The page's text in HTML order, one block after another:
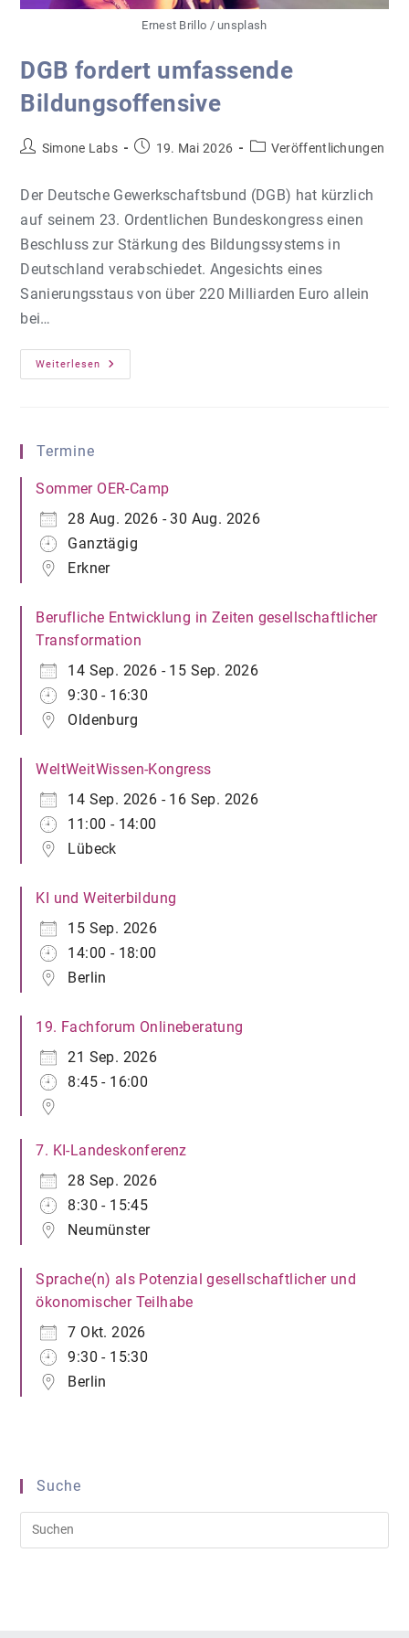
Ernest Brillo / unsplash
DGB fordert umfassende
Bildungsoffensive
Beitrags-
Simone Labs
Beitrag19. Mai 2026
Beitrags-
Veröffentlichungen
Der Deutsche Gewerkschaftsbund (DGB) hat kürzlich
auf seinem 23. Ordentlichen Bundeskongress einen
Beschluss zur Stärkung des Bildungssystems in
Deutschland verabschiedet. Angesichts eines
Sanierungsstaus von über 220 Milliarden Euro allein
bei…
Weiterlesen
DGB
Fordert
Termine
Sommer OER-Camp
28 Aug. 2026 - 30 Aug. 2026
Ganztägig
Erkner
Berufliche Entwicklung in Zeiten gesellschaftlicher
Transformation
14 Sep. 2026 - 15 Sep. 2026
9:30 - 16:30
Oldenburg
WeltWeitWissen-Kongress
14 Sep. 2026 - 16 Sep. 2026
11:00 - 14:00
Lübeck
KI und Weiterbildung
15 Sep. 2026
14:00 - 18:00
Berlin
19. Fachforum Onlineberatung
21 Sep. 2026
8:45 - 16:00
7. KI-Landeskonferenz
28 Sep. 2026
8:30 - 15:45
Neumünster
Sprache(n) als Potenzial gesellschaftlicher und
ökonomischer Teilhabe
7 Okt. 2026
9:30 - 15:30
Berlin
Suche